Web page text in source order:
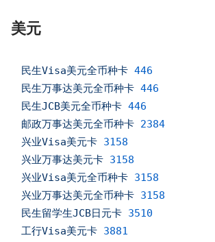
美元
民生Visa美元全币种卡 446
民生万事达美元全币种卡 446
民生JCB美元全币种卡 446
邮政万事达美元全币种卡 2384
兴业Visa美元卡 3158
兴业万事达美元卡 3158
兴业Visa美元全币种卡 3158
兴业万事达美元全币种卡 3158
民生留学生JCB日元卡 3510
工行Visa美元卡 3881